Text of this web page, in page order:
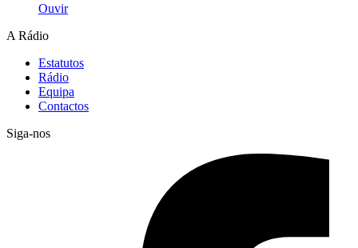
Ouvir
A Rádio
Estatutos
Rádio
Equipa
Contactos
Siga-nos